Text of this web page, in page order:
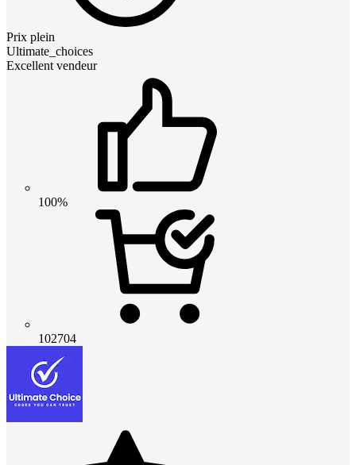
Prix plein
Ultimate_choices
Excellent vendeur
100%
102704